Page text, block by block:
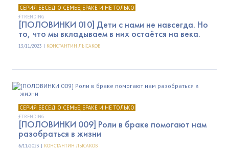
СЕРИЯ БЕСЕД О СЕМЬЕ, БРАКЕ И НЕ ТОЛЬКО
TRENDING
[ПОЛОВИНКИ 010] Дети с нами не навсегда. Но
то, что мы вкладываем в них остаётся на века.
13/11/2023 | КОНСТАНТИН ЛЫСАКОВ
СЕРИЯ БЕСЕД О СЕМЬЕ, БРАКЕ И НЕ ТОЛЬКО
TRENDING
[ПОЛОВИНКИ 009] Роли в браке помогают нам
разобраться в жизни
6/11/2023 | КОНСТАНТИН ЛЫСАКОВ